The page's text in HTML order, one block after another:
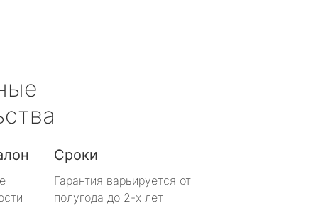
Сроки
Гарантия варьируется от
полугода до 2-х лет